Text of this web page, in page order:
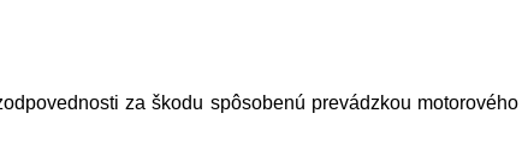
za škodu spôsobenú prevádzkou motorového